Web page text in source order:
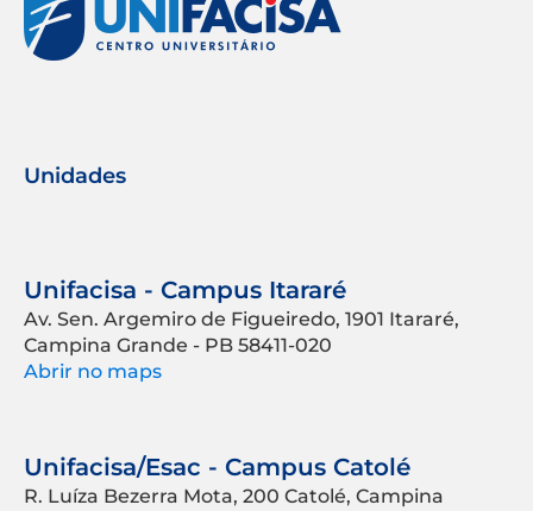
Unidades
Unifacisa - Campus Itararé
Av. Sen. Argemiro de Figueiredo, 1901 Itararé,
Campina Grande - PB 58411-020
Abrir no maps
Unifacisa/Esac - Campus Catolé
R. Luíza Bezerra Mota, 200 Catolé, Campina